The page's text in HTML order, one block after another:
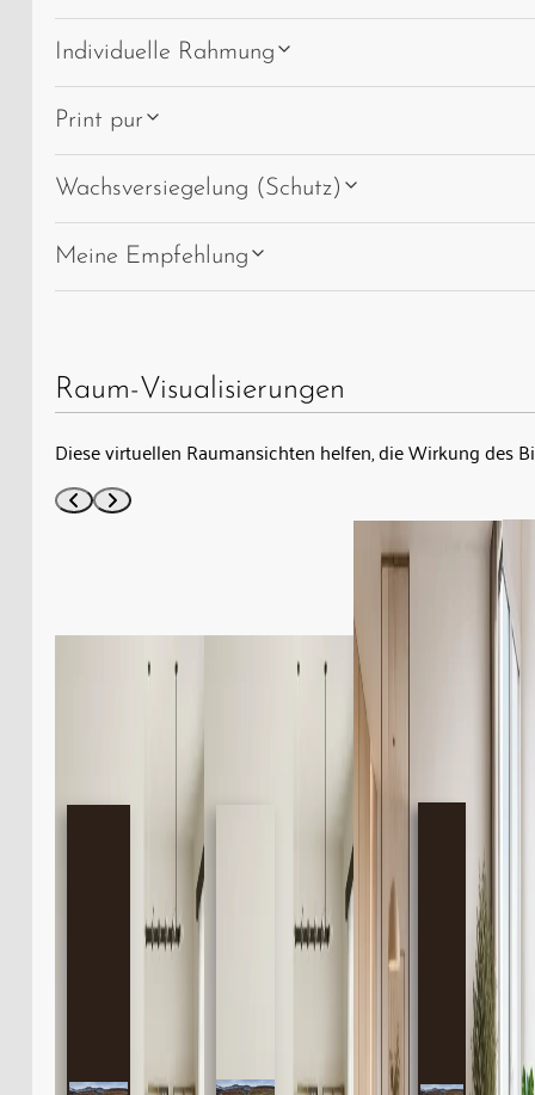
Individuelle Rahmung
Print pur
Wachsversiegelung (Schutz)
Meine Empfehlung
Raum-Visualisierungen
Diese virtuellen Raumansichten helfen, die Wirkung des